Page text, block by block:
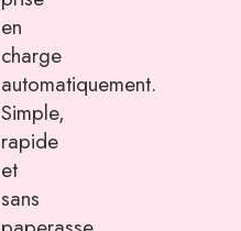
en
charge
automatiquement.
Simple,
rapide
et
sans